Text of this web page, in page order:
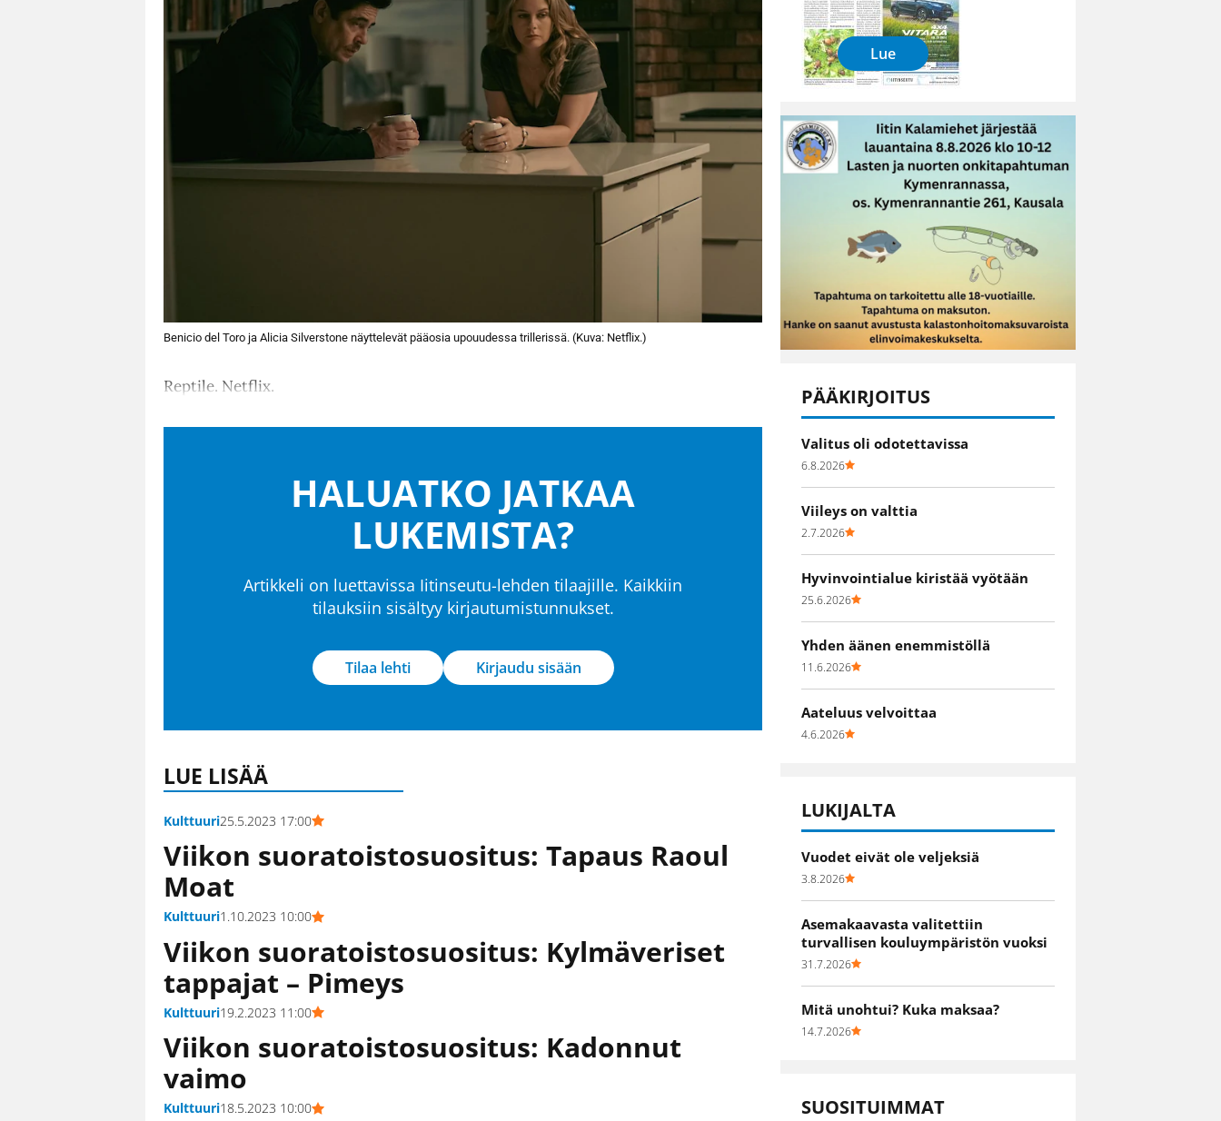
Benicio del Toro ja Alicia Silverstone näyttelevät pääosia upouudessa trillerissä. (Kuva: Netflix.)
Reptile. Netflix.
HALUATKO JATKAA
LUKEMISTA?
Artikkeli on luettavissa Iitinseutu-lehden tilaajille. Kaikkiin
tilauksiin sisältyy kirjautumistunnukset.
Tilaa lehti Kirjaudu sisään
LUE LISÄÄ
Kulttuuri25.5.2023 17:00
Viikon suoratoistosuositus: Tapaus Raoul
Moat
Kulttuuri1.10.2023 10:00
Viikon suoratoistosuositus: Kylmäveriset
tappajat – Pimeys
Kulttuuri19.2.2023 11:00
Viikon suoratoistosuositus: Kadonnut
vaimo
Kulttuuri18.5.2023 10:00
Lue
PÄÄKIRJOITUS
Valitus oli odotettavissa
6.8.2026
Viileys on valttia
2.7.2026
Hyvinvointialue kiristää vyötään
25.6.2026
Yhden äänen enemmistöllä
11.6.2026
Aateluus velvoittaa
4.6.2026
LUKIJALTA
Vuodet eivät ole veljeksiä
3.8.2026
Asemakaavasta valitettiin
turvallisen kouluympäristön vuoksi
31.7.2026
Mitä unohtui? Kuka maksaa?
14.7.2026
SUOSITUIMMAT